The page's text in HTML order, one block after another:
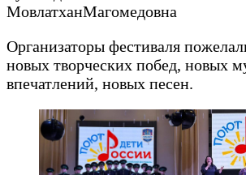
МовлатханМагомедовна
Организаторы фестиваля
новых творческих побед, новых
впечатлений, новых песен.